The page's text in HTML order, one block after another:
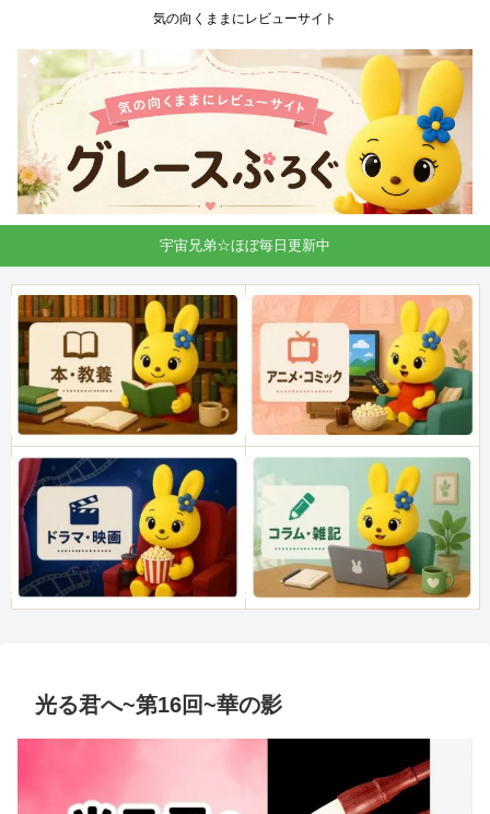
気の向くままにレビューサイト
宇宙兄弟☆ほぼ毎日更新中
光る君へ~第16回~華の影